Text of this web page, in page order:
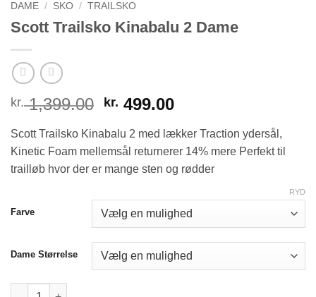
DAME / SKO / TRAILSKO
Scott Trailsko Kinabalu 2 Dame
kr.1,399.00 Den
pris
var:
kr. 1,399.00.
kr. 499.00Den
pris
er:
kr. 499.00.
Scott Trailsko Kinabalu 2 med lækker Traction ydersål,
Kinetic Foam mellemsål returnerer 14% mere Perfekt til
trailløb hvor der er mange sten og rødder
Farve
Dame Størrelse
RYD
Scott Trailsko Kinabalu 2 Dame antal